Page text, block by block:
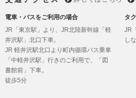
会い
2023.07.27
今
8/9(
す
電車・バスをご利用の場合
JR「東京駅」より、JR北陸新幹線「軽
井沢駅」北口下車。
JR 軽井沢駅北口より町内循環バス乗車
「中軽井沢駅」行きのご利用で、「図
書館前」下車。
徒歩5分
タ
JR
し